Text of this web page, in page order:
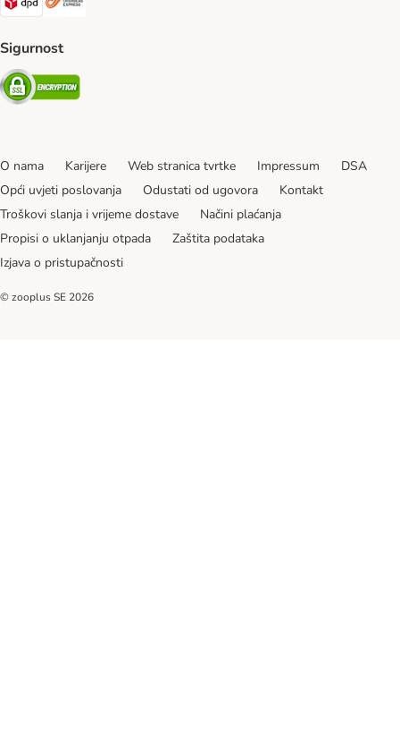
Sigurnost
Security
O nama Karijere Web stranica tvrtke Impressum
DSA
Opći uvjeti poslovanja
Odustati od ugovora
Kontakt
Troškovi slanja i vrijeme dostave
Načini plaćanja
Propisi o uklanjanju otpada
Zaštita podataka
Izjava o pristupačnosti
© zooplus SE 2026